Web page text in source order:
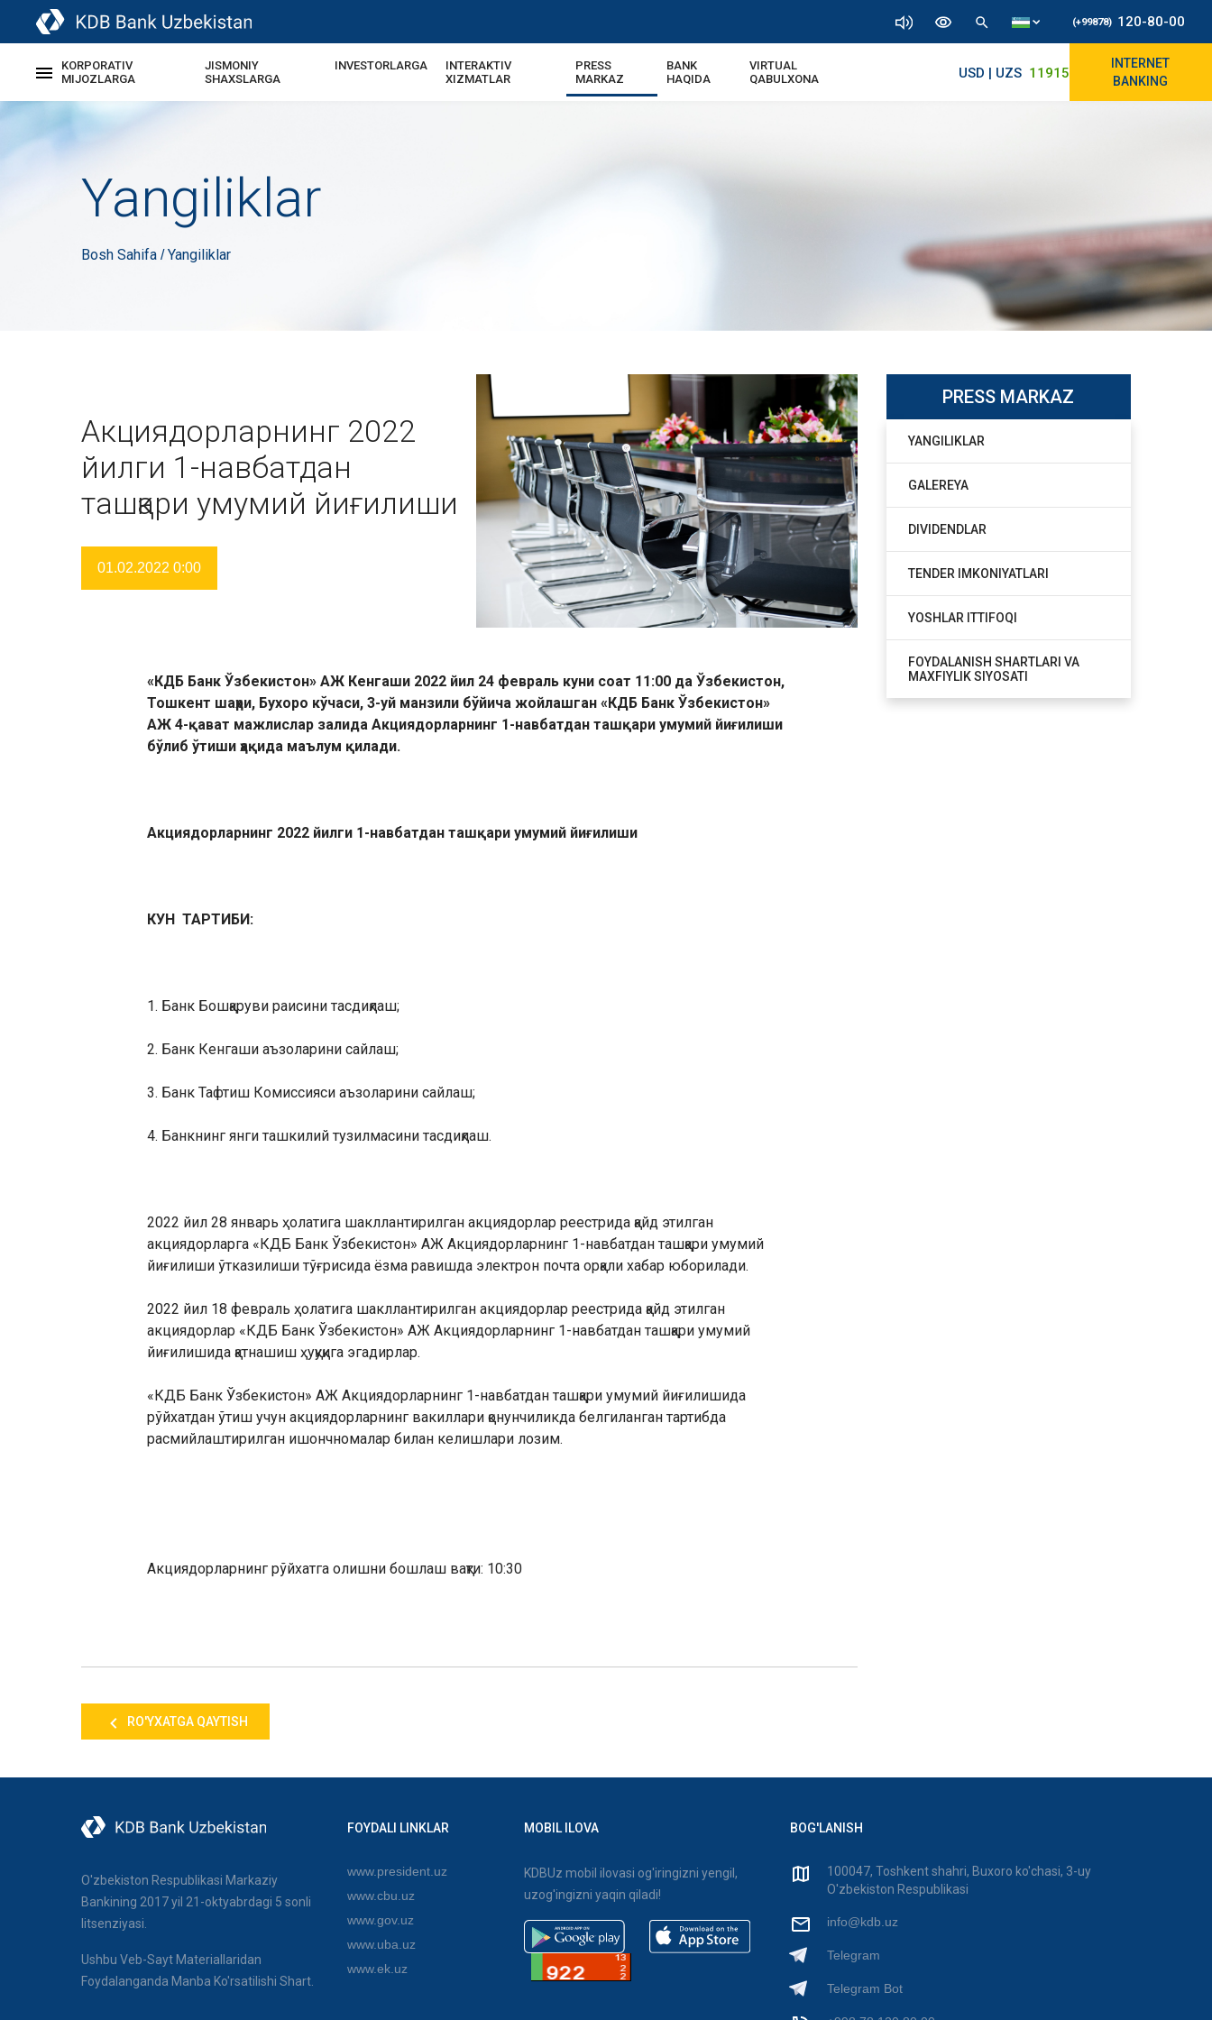
(+99878) 120-80-00
KORPORATIV
MIJOZLARGA
JISMONIY
SHAXSLARGA
INVESTORLARGA
INTERAKTIV
XIZMATLAR
PRESS
MARKAZ
BANK
HAQIDA
VIRTUAL
QABULXONA
USD | UZS 11915.64 11890/12010
INTERNET
BANKING
Yangiliklar
Bosh Sahifa /Yangiliklar
Акциядорларнинг 2022
йилги 1-навбатдан
ташқари умумий йиғилиши
01.02.2022 0:00
«КДБ Банк Ўзбекистон» АЖ Кенгаши 2022 йил 24 февраль куни соат 11:00 да Ўзбекистон,
Тошкент шаҳри, Бухоро кўчаси, 3-уй манзили бўйича жойлашган «КДБ Банк Ўзбекистон»
АЖ 4-қават мажлислар залида Акциядорларнинг 1-навбатдан ташқари умумий йиғилиши
бўлиб ўтиши ҳақида маълум қилади.
Акциядорларнинг 2022 йилги 1-навбатдан ташқари умумий йиғилиши
КУН ТАРТИБИ:
1. Банк Бошқаруви раисини тасдиқлаш;
2. Банк Кенгаши аъзоларини сайлаш;
3. Банк Тафтиш Комиссияси аъзоларини сайлаш;
4. Банкнинг янги ташкилий тузилмасини тасдиқлаш.
2022 йил 28 январь ҳолатига шакллантирилган акциядорлар реестрида қайд этилган
акциядорларга «КДБ Банк Ўзбекистон» АЖ Акциядорларнинг 1-навбатдан ташқари умумий
йиғилиши ўтказилиши тўғрисида ёзма равишда электрон почта орқали хабар юборилади.
2022 йил 18 февраль ҳолатига шакллантирилган акциядорлар реестрида қайд этилган
акциядорлар «КДБ Банк Ўзбекистон» АЖ Акциядорларнинг 1-навбатдан ташқари умумий
йиғилишида қатнашиш ҳуқуқига эгадирлар.
«КДБ Банк Ўзбекистон» АЖ Акциядорларнинг 1-навбатдан ташқари умумий йиғилишида
рўйхатдан ўтиш учун акциядорларнинг вакиллари қонунчиликда белгиланган тартибда
расмийлаштирилган ишончномалар билан келишлари лозим.
Акциядорларнинг рўйхатга олишни бошлаш вақти: 10:30
RO'YXATGA QAYTISH
PRESS MARKAZ
YANGILIKLAR
GALEREYA
DIVIDENDLAR
TENDER IMKONIYATLARI
YOSHLAR ITTIFOQI
FOYDALANISH SHARTLARI VA
MAXFIYLIK SIYOSATI
O'zbekiston Respublikasi Markaziy
Bankining 2017 yil 21-oktyabrdagi 5 sonli
litsenziyasi.
Ushbu Veb-Sayt Materiallaridan
Foydalanganda Manba Ko'rsatilishi Shart.
FOYDALI LINKLAR
www.president.uz
www.cbu.uz
www.gov.uz
www.uba.uz
www.ek.uz
MOBIL ILOVA
KDBUz mobil ilovasi og'iringizni yengil,
uzog'ingizni yaqin qiladi!
BOG'LANISH
100047, Toshkent shahri, Buxoro ko'chasi, 3-uy
O'zbekiston Respublikasi
info@kdb.uz
Telegram
Telegram Bot